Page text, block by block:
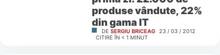
produse vândute, 22%
din gama IT
DE SERGIU BRICEAG 23 / 03 / 2012
CITIRE ÎN < 1 MINUT